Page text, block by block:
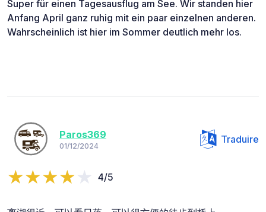
Super für einen Tagesausflug am See. Wir standen hier
Anfang April ganz ruhig mit ein paar einzelnen anderen.
Wahrscheinlich ist hier im Sommer deutlich mehr los.
Paros369
01/12/2024
Traduire
4/5